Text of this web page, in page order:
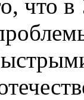
что